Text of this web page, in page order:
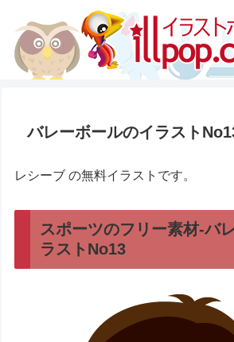
バレーボールのイラスト
レシーブ の無料イラストです。
スポーツのフリー素材-バ
ラストNo13